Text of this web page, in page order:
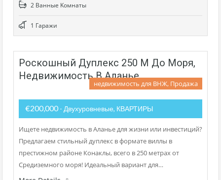
2 Bанные Kомнаты
1 Гаражи
Роскошный Дуплекс 250 М До Моря,
Недвижимость В Аланье
недвижимость для ВНЖ, Продажа
€200,000 - Двухуровневые, КВАРТИРЫ
Ищете недвижимость в Аланье для жизни или инвестиций?
Предлагаем стильный дуплекс в формате виллы в
престижном районе Конаклы, всего в 250 метрах от
Средиземного моря! Идеальный вариант для…